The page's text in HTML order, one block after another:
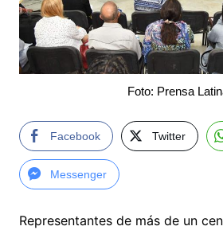
Foto: Prensa
Facebook Twitter
Messenger
Representantes de más de un